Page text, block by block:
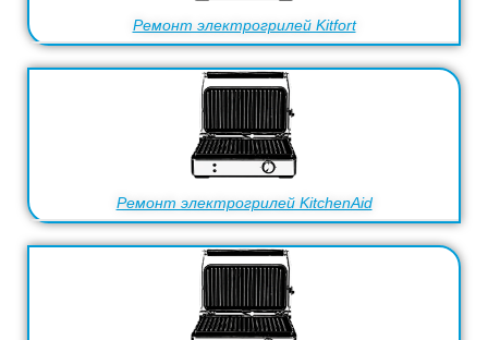
Ремонт электрогрилей Kitfort
Ремонт электрогрилей KitchenAid